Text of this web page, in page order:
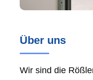
Über uns
Wir sind die